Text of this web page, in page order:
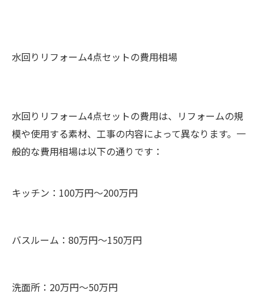
水回りリフォーム4点セットの費用相場
水回りリフォーム4点セットの費用は、リフォームの規
模や使用する素材、工事の内容によって異なります。一
般的な費用相場は以下の通りです：
キッチン：100万円～200万円
バスルーム：80万円～150万円
洗面所：20万円～50万円